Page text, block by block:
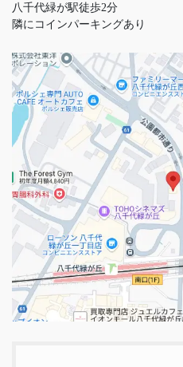
八千代緑が駅徒歩2分
隣にコインパーキングあり